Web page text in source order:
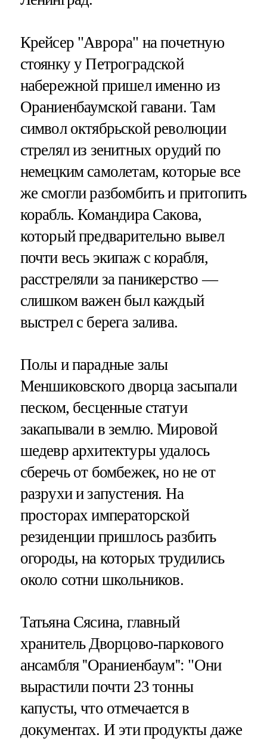
Крейсер "Аврора" на почетную
стоянку у Петроградской
набережной пришел именно из
Ораниенбаумской гавани. Там
символ октябрьской революции
стрелял из зенитных орудий по
немецким самолетам, которые все
же смогли разбомбить и притопить
корабль. Командира Сакова,
который предварительно вывел
почти весь экипаж с корабля,
расстреляли за паникерство —
слишком важен был каждый
выстрел с берега залива.
Полы и парадные залы
Меншиковского дворца засыпали
песком, бесценные статуи
закапывали в землю. Мировой
шедевр архитектуры удалось
сберечь от бомбежек, но не от
разрухи и запустения. На
просторах императорской
резиденции пришлось разбить
огороды, на которых трудились
около сотни школьников.
Татьяна Сясина, главный
хранитель Дворцово-паркового
ансамбля ''Ораниенбаум'': "Они
вырастили почти 23 тонны
капусты, что отмечается в
документах. И эти продукты даже